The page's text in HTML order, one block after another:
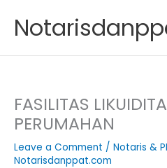
content
FASILITAS
PERUMAHAN
Leave a Comment / Notaris &
Notarisdanppat.com